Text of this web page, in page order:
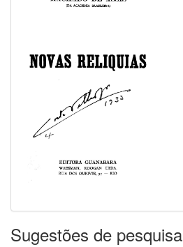
Sugestões de pesquisa